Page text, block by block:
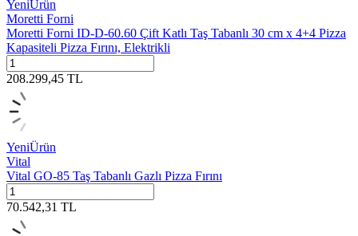
YeniÜrün
Moretti Forni
Moretti Forni ID-D-60.60 Çift Katlı Taş Tabanlı 30 cm x 4+4 Pizza
Kapasiteli Pizza Fırını, Elektrikli
208.299,45 TL
YeniÜrün
Vital
Vital GO-85 Taş Tabanlı Gazlı Pizza Fırını
70.542,31 TL